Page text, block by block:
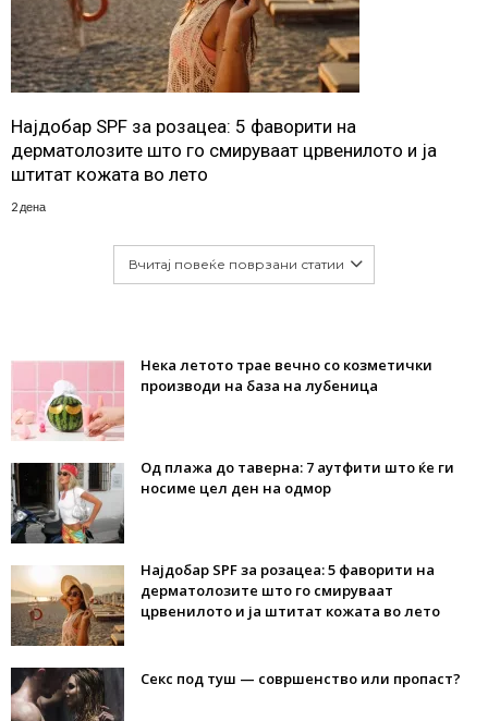
Најдобар SPF за розацеа: 5 фаворити на
дерматолозите што го смируваат црвенилото и ја
штитат кожата во лето
2 дена
Вчитај повеќе поврзани статии
Нека летото трае вечно со козметички
производи на база на лубеница
Од плажа до таверна: 7 аутфити што ќе ги
носиме цел ден на одмор
Најдобар SPF за розацеа: 5 фаворити на
дерматолозите што го смируваат
црвенилото и ја штитат кожата во лето
Секс под туш — совршенство или пропаст?